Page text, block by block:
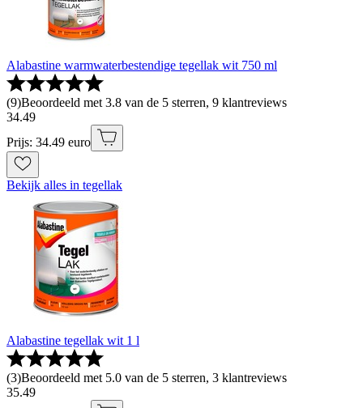
Alabastine warmwaterbestendige tegellak wit 750 ml
(9)Beoordeeld met 3.8 van de 5 sterren, 9 klantreviews
34.49
Prijs: 34.49 euro
Bekijk alles in tegellak
Alabastine tegellak wit 1 l
(3)Beoordeeld met 5.0 van de 5 sterren, 3 klantreviews
35.49